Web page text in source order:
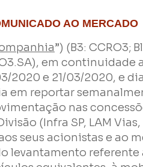
AO MERCADO
”) (B3: CCRO3;
em continuidade
2020 e 21/03/2020, e
em reportar
nas
(Infra SP, LAM
seus acionistas e ao
levantamento referente